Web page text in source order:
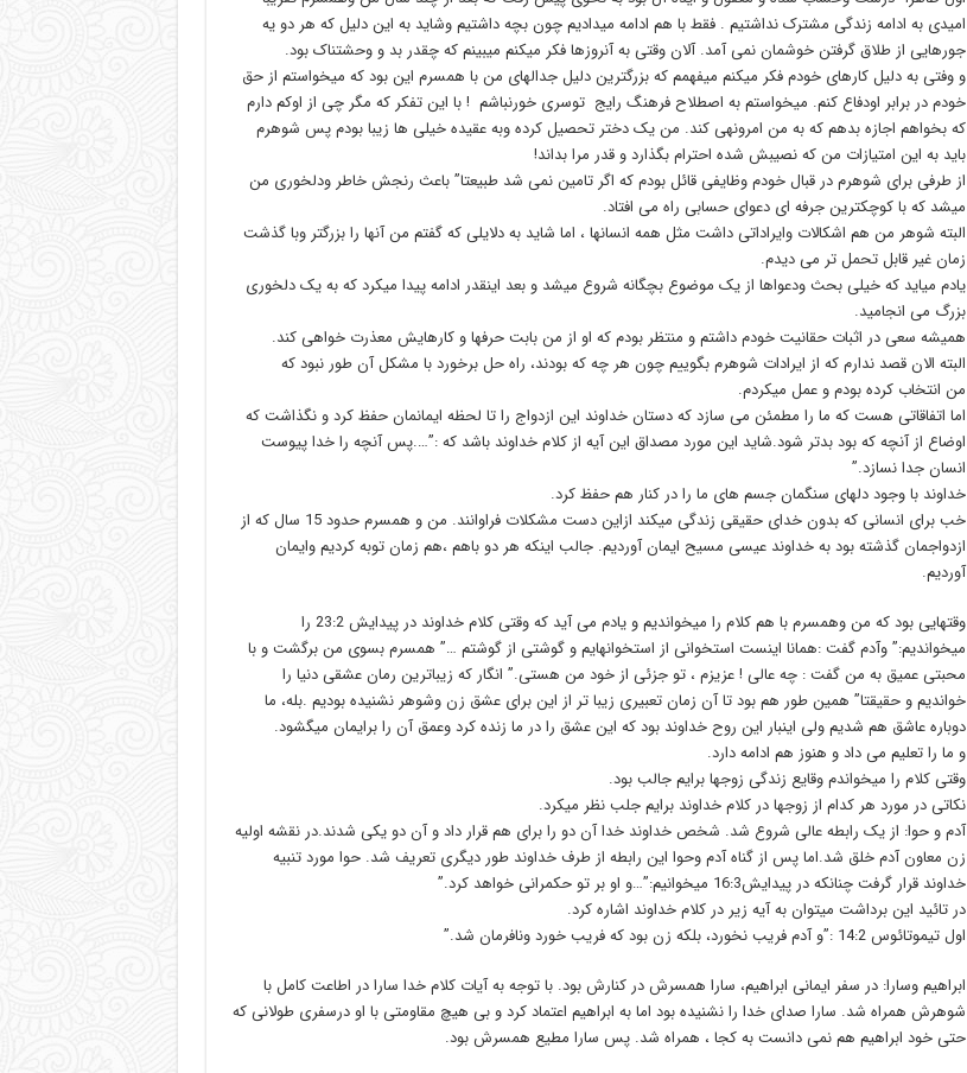
امیدی به ادامه زندگی مشترک نداشتیم . فقط با هم ادامه میدادیم چون بچه داشتیم وشاید به این دلیل که هر دو یه
جورهایی از طلاق گرفتن خوشمان نمی آمد. آلان وقتی به آنروزها فکر میکنم میبینم که چقدر بد و وحشتناک بود.
و وفتی به دلیل کارهای خودم فکر میکنم میفهمم که بزرگترین دلیل جدالهای من با همسرم این بود که میخواستم از حق
خودم در برابر اودفاع کنم. میخواستم به اصطلاح فرهنگ رایج توسری خورنباشم ! با این تفکر که مگر چی از اوکم دارم
که بخواهم اجازه بدهم که به من امرونهی کند. من یک دختر تحصیل کرده وبه عقیده خیلی ها زیبا بودم پس شوهرم
باید به این امتیازات من که نصیبش شده احترام بگذارد و قدر مرا بداند!
از طرفی برای شوهرم در قبال خودم وظایفی قائل بودم که اگر تامین نمی شد طبیعتا” باعث رنجش خاطر ودلخوری من
میشد که با کوچکترین جرفه ای دعوای حسابی راه می افتاد.
البته شوهر من هم اشکالات وایراداتی داشت مثل همه انسانها ، اما شاید به دلایلی که گفتم من آنها را بزرگتر وبا گذشت
زمان غیر قابل تحمل تر می دیدم.
یادم میاید که خیلی بحث ودعواها از یک موضوع بچگانه شروع میشد و بعد اینقدر ادامه پیدا میکرد که به یک دلخوری
بزرگ می انجامید.
همیشه سعی در اثبات حقانیت خودم داشتم و منتظر بودم که او از من بابت حرفها و کارهایش معذرت خواهی کند.
البته الان قصد ندارم که از ایرادات شوهرم بگوییم چون هر چه که بودند، راه حل برخورد با مشکل آن طور نبود که
من انتخاب کرده بودم و عمل میکردم.
اما اتفاقاتی هست که ما را مطمئن می سازد که دستان خداوند این ازدواج را تا لحظه ایمانمان حفظ کرد و نگذاشت که
اوضاع از آنچه که بود بدتر شود.شاید این مورد مصداق این آیه از کلام خداوند باشد که :”….پس آنچه را خدا پیوست
انسان جدا نسازد.”
خداوند با وجود دلهای سنگمان جسم های ما را در کنار هم حفظ کرد.
خب برای انسانی که بدون خدای حقیقی زندگی میکند ازاین دست مشکلات فراوانند. من و همسرم حدود 15 سال که از
ازدواجمان گذشته بود به خداوند عیسی مسیح ایمان آوردیم. جالب اینکه هر دو باهم ،هم زمان توبه کردیم وایمان
آوردیم.
وقتهایی بود که من وهمسرم با هم کلام را میخواندیم و یادم می آید که وقتی کلام خداوند در پیدایش 23:2 را
میخواندیم:” وآدم گفت :همانا اینست استخوانی از استخوانهایم و گوشتی از گوشتم …” همسرم بسوی من برگشت و با
محبتی عمیق به من گفت : چه عالی ! عزیزم ، تو جزئی از خود من هستی.” انگار که زیباترین رمان عشقی دنیا را
خواندیم و حقیقتا” همین طور هم بود تا آن زمان تعبیری زیبا تر از این برای عشق زن وشوهر نشنیده بودیم .بله، ما
دوباره عاشق هم شدیم ولی اینبار این روح خداوند بود که این عشق را در ما زنده کرد وعمق آن را برایمان میگشود.
و ما را تعلیم می داد و هنوز هم ادامه دارد.
وقتی کلام را میخواندم وقایع زندگی زوجها برایم جالب بود.
نکاتی در مورد هر کدام از زوجها در کلام خداوند برایم جلب نظر میکرد.
آدم و حوا: از یک رابطه عالی شروع شد. شخص خداوند خدا آن دو را برای هم قرار داد و آن دو یکی شدند.در نقشه اولیه
زن معاون آدم خلق شد.اما پس از گناه آدم وحوا این رابطه از طرف خداوند طور دیگری تعریف شد. حوا مورد تنبیه
خداوند قرار گرفت چنانکه در پیدایش16:3 میخوانیم:”…و او بر تو حکمرانی خواهد کرد.”
در تائید این برداشت میتوان به آیه زیر در کلام خداوند اشاره کرد.
اول تیموتائوس 14:2 :”و آدم فریب نخورد، بلکه زن بود که فریب خورد ونافرمان شد.”
ابراهیم وسارا: در سفر ایمانی ابراهیم، سارا همسرش در کنارش بود. با توجه به آیات کلام خدا سارا در اطاعت کامل با
شوهرش همراه شد. سارا صدای خدا را نشنیده بود اما به ابراهیم اعتماد کرد و بی هیچ مقاومتی با او درسفری طولانی که
حتی خود ابراهیم هم نمی دانست به کجا ، همراه شد. پس سارا مطیع همسرش بود.